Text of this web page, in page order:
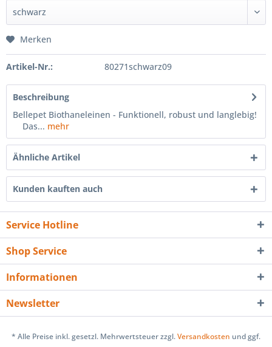
Merken
Artikel-Nr.: 80271schwarz09
Beschreibung
Bellepet Biothaneleinen - Funktionell, robust und langlebig!
Das... mehr
Ähnliche Artikel
Kunden kauften auch
Service Hotline
Shop Service
Informationen
Newsletter
* Alle Preise inkl. gesetzl. Mehrwertsteuer zzgl.Versandkosten und ggf.